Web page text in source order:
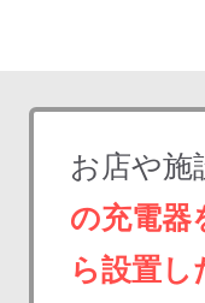
お店や施
の充電器
ら設置し